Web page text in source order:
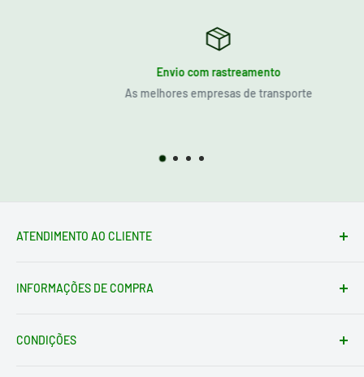
Envio com rastreamento
As melhores empresas de transporte
ATENDIMENTO AO CLIENTE
loja@electrotodo.pt
Quem somos
INFORMAÇÕES DE COMPRA
Condições de Devolução
CONDIÇÕES